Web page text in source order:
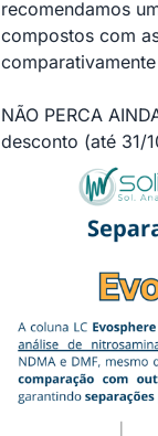
recomendamos
compostos com
NÃO PERCA
desconto (até 31/